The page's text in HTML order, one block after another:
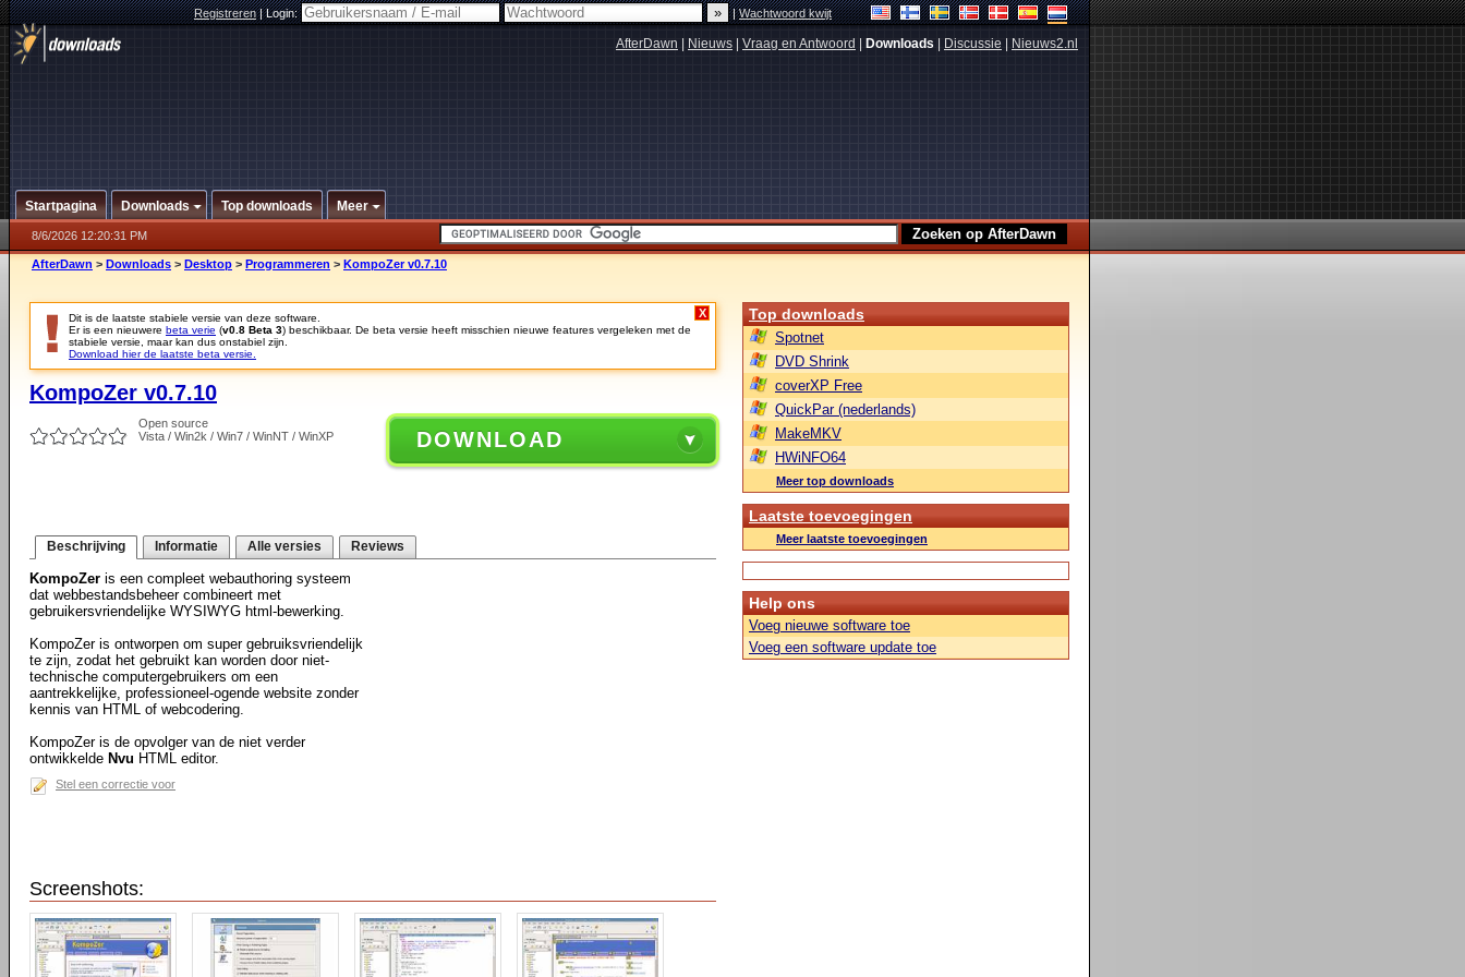
Registreren|Login: |Wachtwoord kwijt
AfterDawn Nieuws Vraag en Antwoord Downloads Discussie Nieuws2.nl
Startpagina Downloads Top downloads Meer
8/6/2026 12:20:31 PM
AfterDawn > Downloads > Desktop > Programmeren > KompoZer v0.7.10
Dit is de laatste stabiele versie van deze software.
Er is een nieuwere beta verie (v0.8 Beta 3) beschikbaar. De beta versie heeft misschien nieuwe features vergeleken met de
stabiele versie, maar kan dus onstabiel zijn.
Download hier de laatste beta versie.
X
KompoZer v0.7.10
Open source
Vista / Win2k / Win7 / WinNT / WinXP
DOWNLOAD
Beschrijving Informatie Alle versies Reviews
KompoZer is een compleet webauthoring systeem
dat webbestandsbeheer combineert met
gebruikersvriendelijke WYSIWYG html-bewerking.
KompoZer is ontworpen om super gebruiksvriendelijk
te zijn, zodat het gebruikt kan worden door niet-
technische computergebruikers om een
aantrekkelijke, professioneel-ogende website zonder
kennis van HTML of webcodering.
KompoZer is de opvolger van de niet verder
ontwikkelde Nvu HTML editor.
Stel een correctie voor
Screenshots:
Top downloads
Spotnet
DVD Shrink
coverXP Free
QuickPar (nederlands)
MakeMKV
HWiNFO64
Meer top downloads
Laatste toevoegingen
Meer laatste toevoegingen
Help ons
Voeg nieuwe software toe
Voeg een software update toe